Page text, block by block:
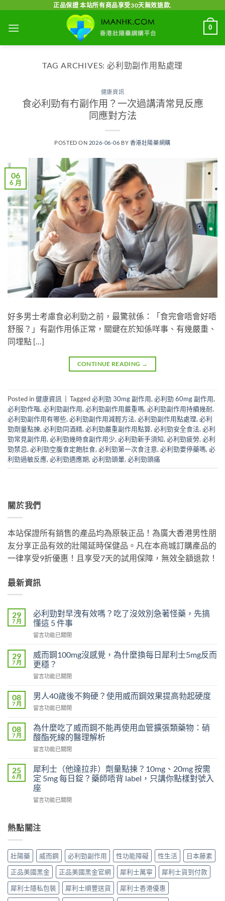
content
正品保證 本站所有商品享受30天無效退款.
0
TAG ARCHIVES: 必利勁副作用點處理
健康資訊
食必利勁有冇副作用？一次過講清常見反應
同應對方法
POSTED ON 2026-06-06 BY 香港壯陽藥網購
06
6 月
好多男士考慮食必利勁之前，最驚就係：「食完會唔會好唔
舒服？」有副作用係正常，關鍵在於知係咩事、有幾嚴重、
同埋點 […]
CONTINUE READING →
Posted in健康資訊 Tagged必利勁 30mg 副作用, 必利勁 60mg 副作用,
必利勁作嘔, 必利勁副作用, 必利勁副作用嚴重嗎, 必利勁副作用持續幾耐,
必利勁副作用有哪些, 必利勁副作用減輕方法, 必利勁副作用點處理, 必利
勁劑量點揀, 必利勁同酒精, 必利勁嚴重副作用點算, 必利勁安全食法, 必利
勁常見副作用, 必利勁幾時食副作用少, 必利勁新手須知, 必利勁疲勞, 必利
勁禁忌, 必利勁空腹食定飽肚食, 必利勁第一次食注意, 必利勁要停藥嗎, 必
利勁過敏反應, 必利勁適應期, 必利勁頭暈, 必利勁頭痛
關於我們
本站保證所有銷售的產品均為原裝正品！為廣大香港男性朋
友分享正品有效的壯陽延時保健品。凡在本商城訂購產品的
一律享受9折優惠！且享受7天的試用保障，無效全額退款！
最新資訊
29
7 月
必利勁對早洩有效嗎？吃了沒效別急著怪藥，先搞
懂這 5 件事
在
利
勁
對
早
有
嗎？
了
沒
效
著
怪
藥，
先
這
5
事〉
留言功能已關閉
29
7 月
威而鋼100mg沒感覺，為什麼換每日犀利士5mg反而
更穩？
在
而
鋼
100mg
感
覺，
什
換
每
日
利
反
穩？〉
中
留言功能已關閉
08
7 月
男人40歲後不夠硬？使用威而鋼效果提高勃起硬度
在
人
40
歲
後
夠
硬？
使
用
威
效
高
勃
起
硬
度〉
中
留言功能已關閉
08
7 月
為什麼吃了威而鋼不能再使用血管擴張類藥物：硝
酸酯死線的醫理解析
在
什
麼
吃
了
威
不
使
用
血
管
擴
張
留言功能已關閉
25
6 月
犀利士（他達拉非）劑量點揀？10mg、20mg 按需
定 5mg 每日錠？藥師唔背 label，只講你點樣對號入
座
在
士
（他
拉
非）
劑
量
點
揀？
留言功能已關閉
熱點關注
壯陽藥 威而鋼 必利勁副作用 性功能障礙 性生活
日本藤素
正品美國黑金
正品美國黑金官網 犀利士萬寧
犀利士貨到付款
犀利士隱私包裝
犀利士順豐送貨
犀利士香港優惠